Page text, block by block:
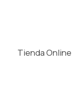
Tienda Online